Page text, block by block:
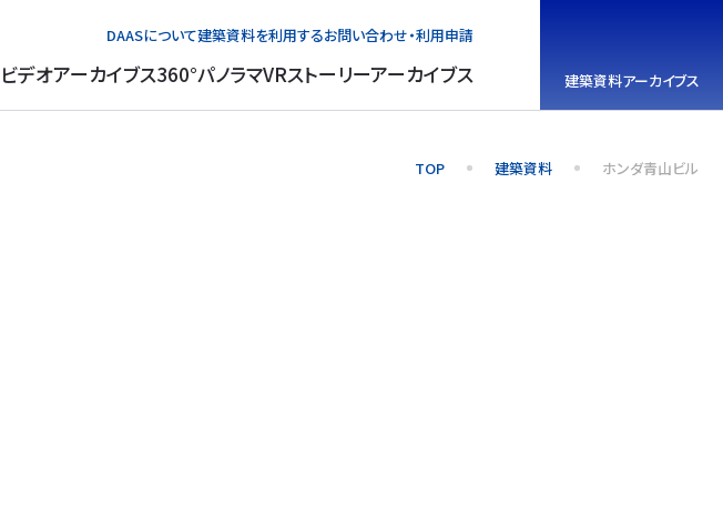
DAASについて建築資料を利用するお問い合わせ・利用申請
ビデオアーカイブス360°パノラマVRストーリーアーカイブス 建築資料アーカイブス
TOP 建築資料 ホンダ青山ビル